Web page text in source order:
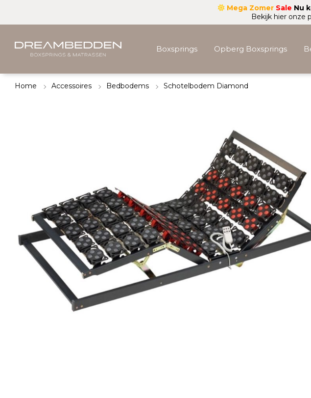
Mega Zomer Sale Nu
Bekijk hier onze
Boxsprings Opberg Boxsprings
Home Accessoires Bedbodems Schotelbodem Diamond